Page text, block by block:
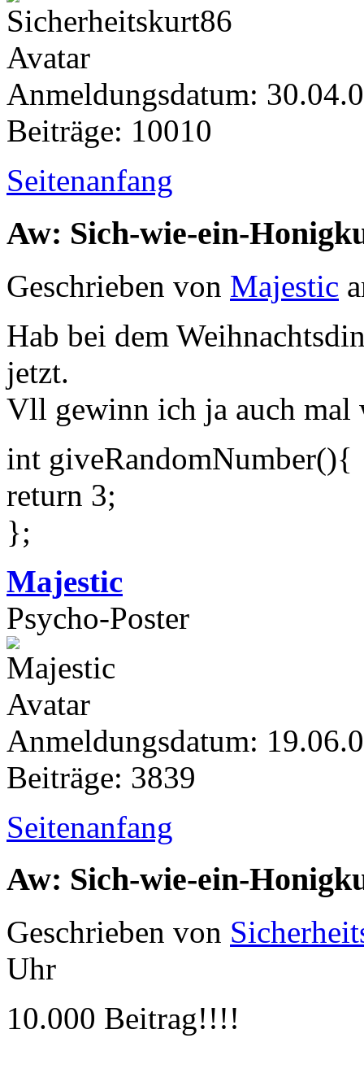
Anmeldungsdatum:
Beiträge: 10010
Seitenanfang
Aw: Sich-wie-ein-
Geschrieben von Majestic
Hab bei dem
jetzt.
Vll gewinn ich ja auch mal
int giveRandomNumber(){
return 3;
};
Majestic
Psycho-Poster
Anmeldungsdatum:
Beiträge: 3839
Seitenanfang
Aw: Sich-wie-ein-
Geschrieben von
Uhr
10.000 Beitrag!!!!